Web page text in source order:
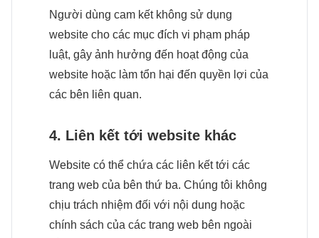
Người dùng cam kết không sử dụng
website cho các mục đích vi phạm pháp
luật, gây ảnh hưởng đến hoạt động của
website hoặc làm tổn hại đến quyền lợi của
các bên liên quan.
4. Liên kết tới website khác
Website có thể chứa các liên kết tới các
trang web của bên thứ ba. Chúng tôi không
chịu trách nhiệm đối với nội dung hoặc
chính sách của các trang web bên ngoài